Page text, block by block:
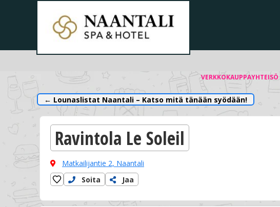
VERKKOKAUPPAYHTEISÖ
← Lounaslistat Naantali – Katso mitä tänään syödään!
Ravintola Le Soleil
Matkailijantie 2, Naantali
Soita
Jaa